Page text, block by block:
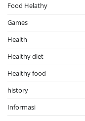
Food Helathy
Games
Health
Healthy diet
Healthy food
history
Informasi